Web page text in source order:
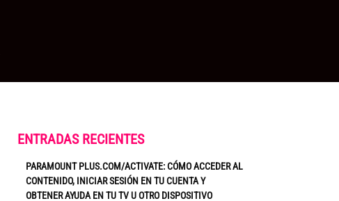
ENTRADAS RECIENTES
PARAMOUNT PLUS.COM/ACTIVATE: CÓMO ACCEDER AL
CONTENIDO, INICIAR SESIÓN EN TU CUENTA Y
OBTENER AYUDA EN TU TV U OTRO DISPOSITIVO